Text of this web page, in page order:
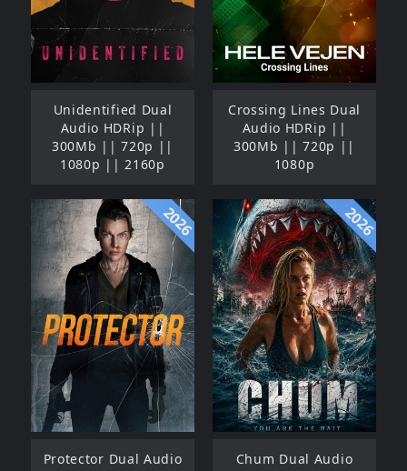
Unidentified Dual
Audio HDRip ||
300Mb || 720p ||
1080p || 2160p
Crossing Lines Dual
Audio HDRip ||
300Mb || 720p ||
1080p
2026
Protector Dual Audio
2026
Chum Dual Audio